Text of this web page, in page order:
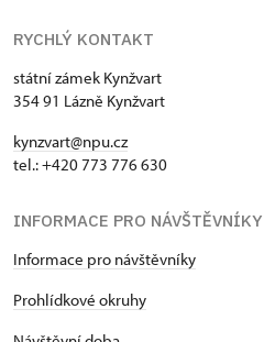
RYCHLÝ KONTAKT
státní zámek Kynžvart
354 91 Lázně Kynžvart
kynzvart@npu.cz
tel.: +420 773 776 630
INFORMACE PRO NÁVŠTĚVNÍKY
Informace pro návštěvníky
Prohlídkové okruhy